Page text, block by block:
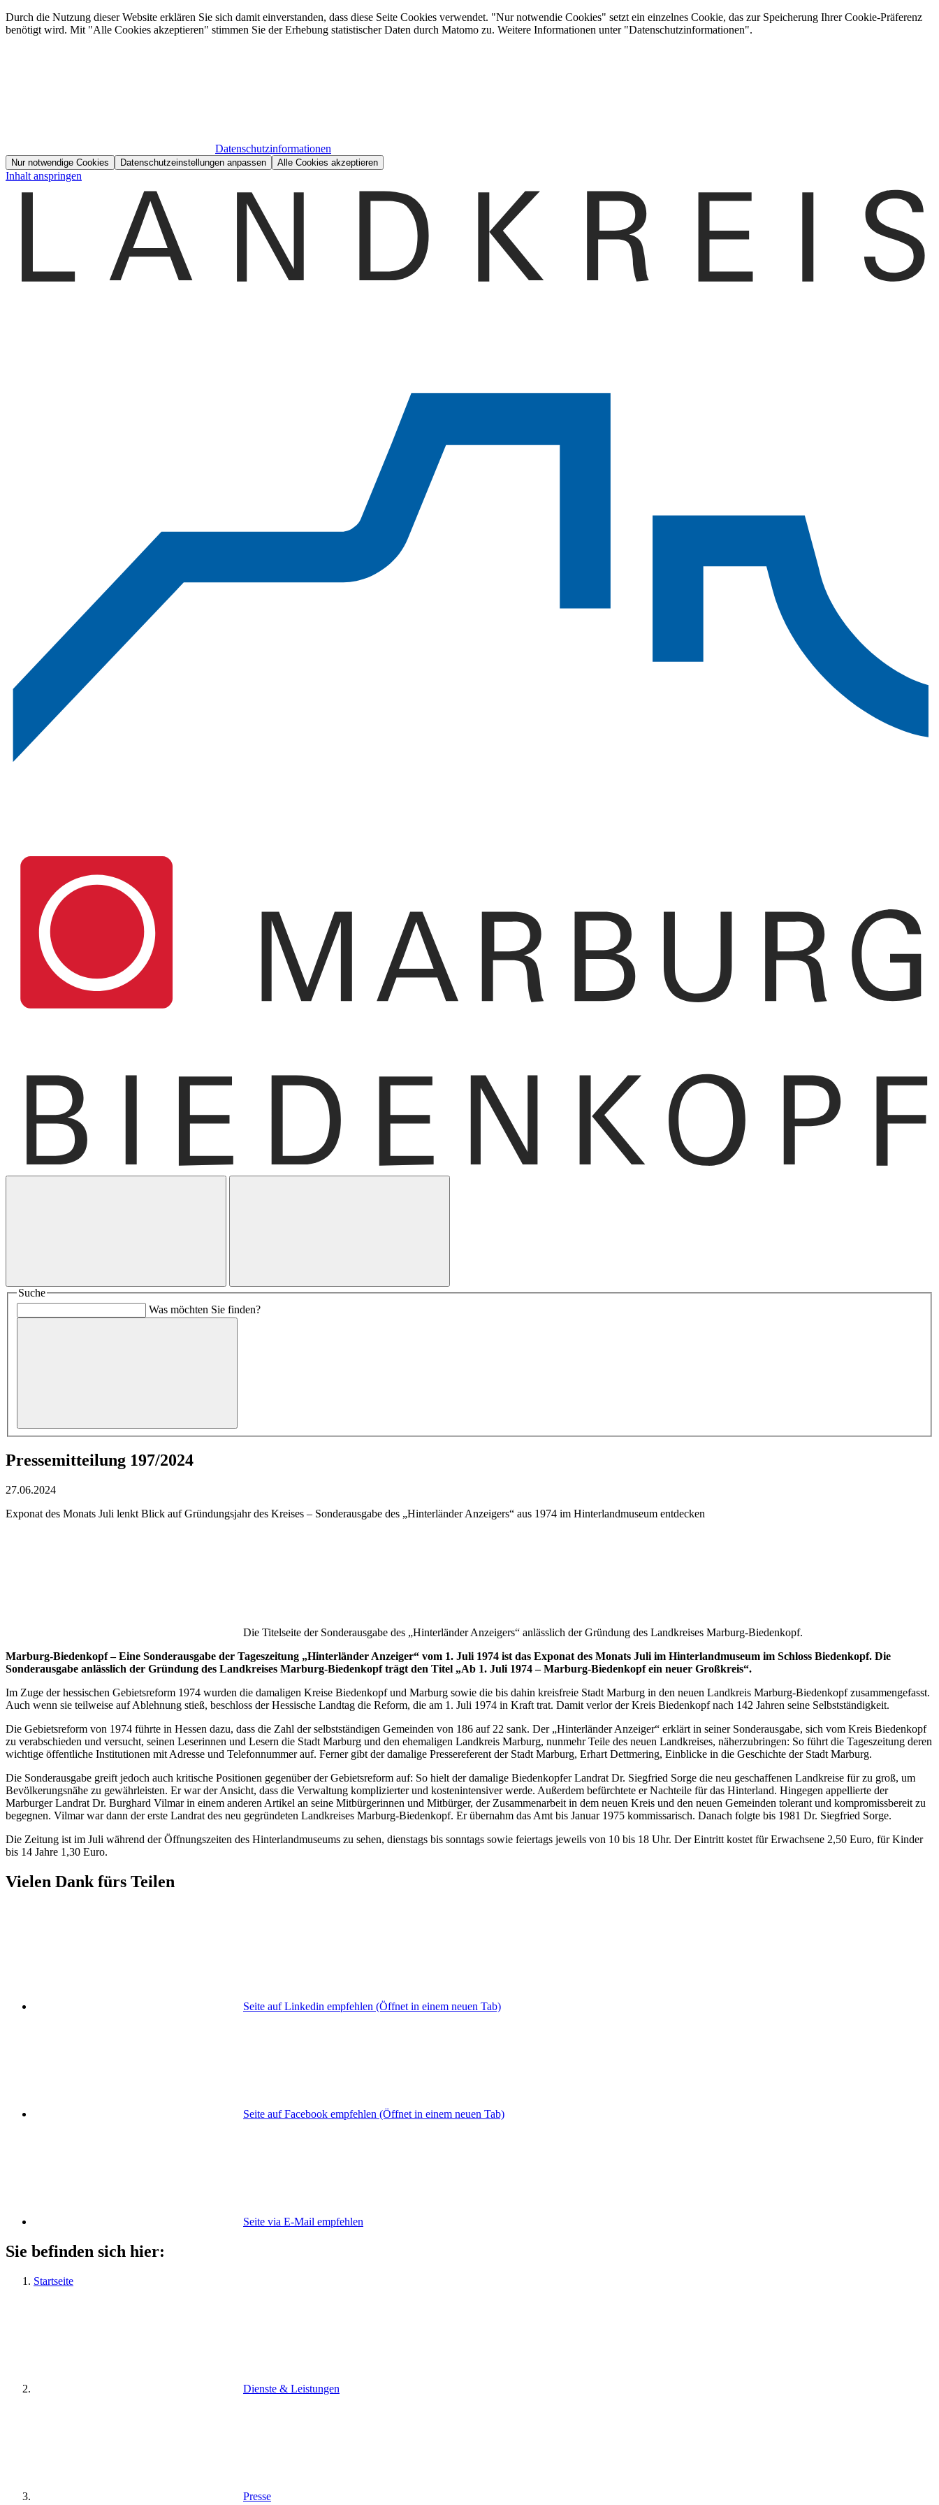
Durch die Nutzung dieser Website erklären Sie sich damit einverstanden, dass diese Seite Cookies verwendet. "Nur notwendie Cookies" setzt ein einzelnes Cookie, das zur Speicherung Ihrer Cookie-Präferenz
benötigt wird. Mit "Alle Cookies akzeptieren" stimmen Sie der Erhebung statistischer Daten durch Matomo zu. Weitere Informationen unter "Datenschutzinformationen".
Datenschutzinformationen
Nur notwendige Cookies Datenschutzeinstellungen anpassen Alle Cookies akzeptieren
Inhalt anspringen
Suche
Was möchten Sie finden?
Pressemitteilung 197/2024
27.06.2024
Exponat des Monats Juli lenkt Blick auf Gründungsjahr des Kreises – Sonderausgabe des „Hinterländer Anzeigers“ aus 1974 im Hinterlandmuseum entdecken
Die Titelseite der Sonderausgabe des „Hinterländer Anzeigers“ anlässlich der Gründung des Landkreises Marburg-Biedenkopf.
Marburg-Biedenkopf – Eine Sonderausgabe der Tageszeitung „Hinterländer Anzeiger“ vom 1. Juli 1974 ist das Exponat des Monats Juli im Hinterlandmuseum im Schloss Biedenkopf. Die
Sonderausgabe anlässlich der Gründung des Landkreises Marburg-Biedenkopf trägt den Titel „Ab 1. Juli 1974 – Marburg-Biedenkopf ein neuer Großkreis“.
Im Zuge der hessischen Gebietsreform 1974 wurden die damaligen Kreise Biedenkopf und Marburg sowie die bis dahin kreisfreie Stadt Marburg in den neuen Landkreis Marburg-Biedenkopf zusammengefasst.
Auch wenn sie teilweise auf Ablehnung stieß, beschloss der Hessische Landtag die Reform, die am 1. Juli 1974 in Kraft trat. Damit verlor der Kreis Biedenkopf nach 142 Jahren seine Selbstständigkeit.
Die Gebietsreform von 1974 führte in Hessen dazu, dass die Zahl der selbstständigen Gemeinden von 186 auf 22 sank. Der „Hinterländer Anzeiger“ erklärt in seiner Sonderausgabe, sich vom Kreis Biedenkopf
zu verabschieden und versucht, seinen Leserinnen und Lesern die Stadt Marburg und den ehemaligen Landkreis Marburg, nunmehr Teile des neuen Landkreises, näherzubringen: So führt die Tageszeitung deren
wichtige öffentliche Institutionen mit Adresse und Telefonnummer auf. Ferner gibt der damalige Pressereferent der Stadt Marburg, Erhart Dettmering, Einblicke in die Geschichte der Stadt Marburg.
Die Sonderausgabe greift jedoch auch kritische Positionen gegenüber der Gebietsreform auf: So hielt der damalige Biedenkopfer Landrat Dr. Siegfried Sorge die neu geschaffenen Landkreise für zu groß, um
Bevölkerungsnähe zu gewährleisten. Er war der Ansicht, dass die Verwaltung komplizierter und kostenintensiver werde. Außerdem befürchtete er Nachteile für das Hinterland. Hingegen appellierte der
Marburger Landrat Dr. Burghard Vilmar in einem anderen Artikel an seine Mitbürgerinnen und Mitbürger, der Zusammenarbeit in dem neuen Kreis und den neuen Gemeinden tolerant und kompromissbereit zu
begegnen. Vilmar war dann der erste Landrat des neu gegründeten Landkreises Marburg-Biedenkopf. Er übernahm das Amt bis Januar 1975 kommissarisch. Danach folgte bis 1981 Dr. Siegfried Sorge.
Die Zeitung ist im Juli während der Öffnungszeiten des Hinterlandmuseums zu sehen, dienstags bis sonntags sowie feiertags jeweils von 10 bis 18 Uhr. Der Eintritt kostet für Erwachsene 2,50 Euro, für Kinder
bis 14 Jahre 1,30 Euro.
Vielen Dank fürs Teilen
Seite auf Linkedin empfehlen (Öffnet in einem neuen Tab)
Seite auf Facebook empfehlen (Öffnet in einem neuen Tab)
Seite via E-Mail empfehlen
Sie befinden sich hier:
Startseite
Dienste & Leistungen
Presse